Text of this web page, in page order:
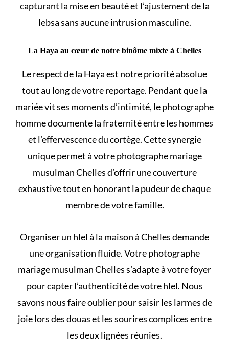
capturant la mise en beauté et l’ajustement de la
lebsa sans aucune intrusion masculine.
La Haya au cœur de notre binôme mixte à Chelles
Le respect de la Haya est notre priorité absolue
tout au long de votre reportage. Pendant que la
mariée vit ses moments d’intimité, le photographe
homme documente la fraternité entre les hommes
et l’effervescence du cortège. Cette synergie
unique permet à votre photographe mariage
musulman Chelles d’offrir une couverture
exhaustive tout en honorant la pudeur de chaque
membre de votre famille.
Organiser un hlel à la maisonà Chelles demande
une organisation fluide. Votre photographe
mariage musulman Chelles s’adapte à votre foyer
pour capter l’authenticité de votrehlel. Nous
savons nous faire oublier pour saisir les larmes de
joie lors des douas et les sourires complices entre
les deux lignées réunies.